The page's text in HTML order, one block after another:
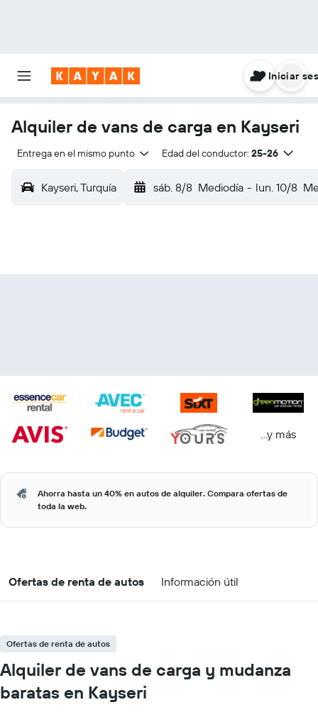
Iniciar
Alquiler de vans de carga en Kayseri
Entrega en el mismo punto Edad del conductor: 25-26
Kayseri, Turquía sáb. 8/8 Mediodía - lun. 10/8
...y más
Ahorra hasta un 40% en autos de alquiler. Compara ofertas de
toda la web.
Ofertas de renta de autos Información útil
Ofertas de renta de autos
Alquiler de vans de carga y mudanza
baratas en Kayseri